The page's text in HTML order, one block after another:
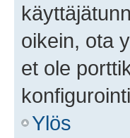
oikein, ota
et ole
Ylös